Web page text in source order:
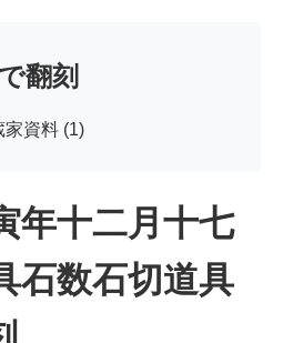
翻刻
家資料 (1)
年十二月十七
石数石切道具